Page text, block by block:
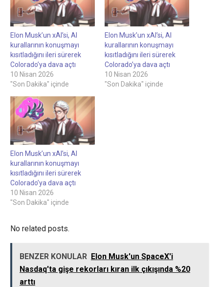
Elon Musk’un xAI’si, AI
kurallarının konuşmayı
kısıtladığını ileri sürerek
Colorado’ya dava açtı
10 Nisan 2026
"Son Dakika" içinde
Elon Musk’un xAI’si, AI
kurallarının konuşmayı
kısıtladığını ileri sürerek
Colorado’ya dava açtı
10 Nisan 2026
"Son Dakika" içinde
Elon Musk’un xAI’si, AI
kurallarının konuşmayı
kısıtladığını ileri sürerek
Colorado’ya dava açtı
10 Nisan 2026
"Son Dakika" içinde
No related posts.
BENZER KONULAR Elon Musk'un SpaceX'i
Nasdaq'ta gişe rekorları kıran ilk çıkışında %20
arttı